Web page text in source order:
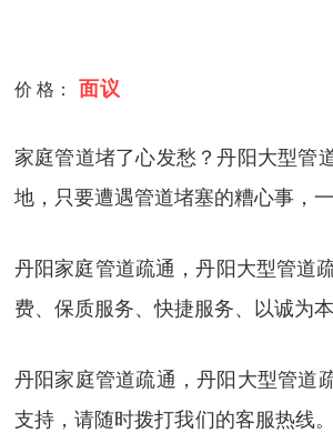
价 格： 面议
家庭管道堵了心发愁？丹阳大型管
地，只要遭遇管道堵塞的糟心事，
丹阳家庭管道疏通，丹阳大型管道
费、保质服务、快捷服务、以诚为本
丹阳家庭管道疏通，丹阳大型管道
支持，请随时拨打我们的客服热线